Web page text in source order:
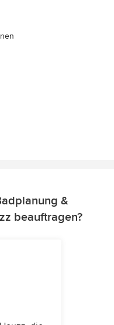
&
beauftragen?